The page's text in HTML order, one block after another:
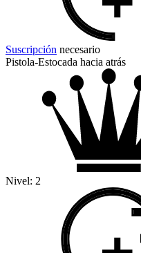
Suscripción necesario
Pistola-Estocada hacia atrás
Nivel: 2